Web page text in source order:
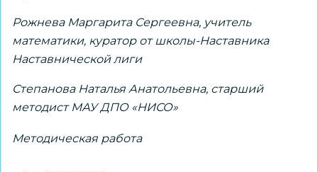
Рожнева Маргарита Сергеевна, учитель
математики, куратор от школы-Наставника
Наставнической лиги
Степанова Наталья Анатольевна, старший
методист МАУ ДПО «НИСО»
Методическая работа